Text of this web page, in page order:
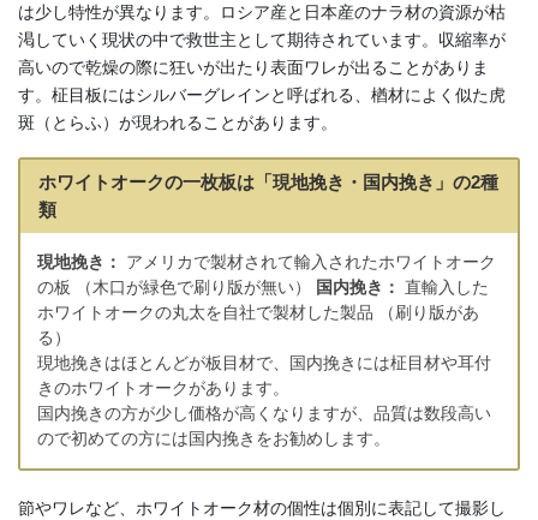
は少し特性が異なります。ロシア産と日本産のナラ材の資源が枯
渇していく現状の中で救世主として期待されています。収縮率が
高いので乾燥の際に狂いが出たり表面ワレが出ることがありま
す。柾目板にはシルバーグレインと呼ばれる、楢材によく似た虎
斑（とらふ）が現われることがあります。
ホワイトオークの一枚板は「現地挽き・国内挽き」の2種
類
現地挽き：
アメリカで製材されて輸入されたホワイトオーク
の板 （木口が緑色で刷り版が無い）
国内挽き： 直輸入した
ホワイトオークの丸太を自社で製材した製品 （刷り版があ
る）
現地挽きはほとんどが板目材で、国内挽きには柾目材や耳付
きのホワイトオークがあります。
国内挽きの方が少し価格が高くなりますが、品質は数段高い
ので初めての方には国内挽きをお勧めします。
節やワレなど、ホワイトオーク材の個性は個別に表記して撮影し